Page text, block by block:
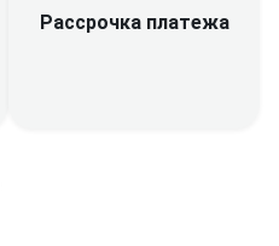
Рассрочка платежа